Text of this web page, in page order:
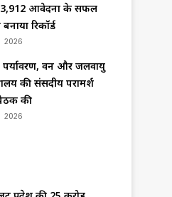
आवेदनों के सफल
रिकॉर्ड
पर्यावरण, वन और जलवायु
की संसदीय परामर्श
की